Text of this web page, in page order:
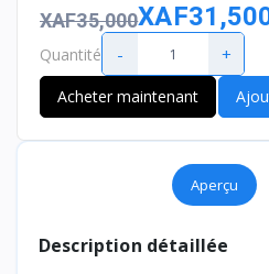
XAF35,000
Quantité - +
Acheter maintenant
Aperçu
Description détaillée